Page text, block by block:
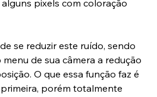
imagens em um monitor
pixels com coloração
se reduzir este ruído, sendo
de sua câmera a redução
O que essa função faz é